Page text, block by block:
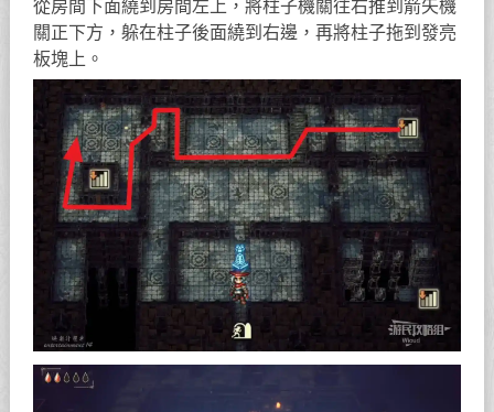
從房間下面繞到房間左上，將柱子機關往右推到箭矢機
關正下方，躲在柱子後面繞到右邊，再將柱子拖到發亮
板塊上。